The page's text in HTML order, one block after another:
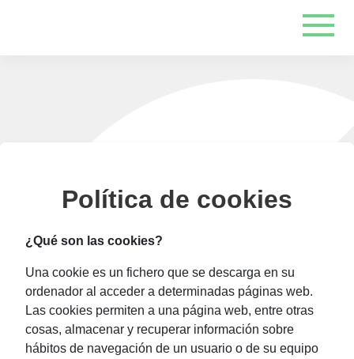
Política de cookies
¿Qué son las cookies?
Una cookie es un fichero que se descarga en su
ordenador al acceder a determinadas páginas web.
Las cookies permiten a una página web, entre otras
cosas, almacenar y recuperar información sobre
hábitos de navegación de un usuario o de su equipo